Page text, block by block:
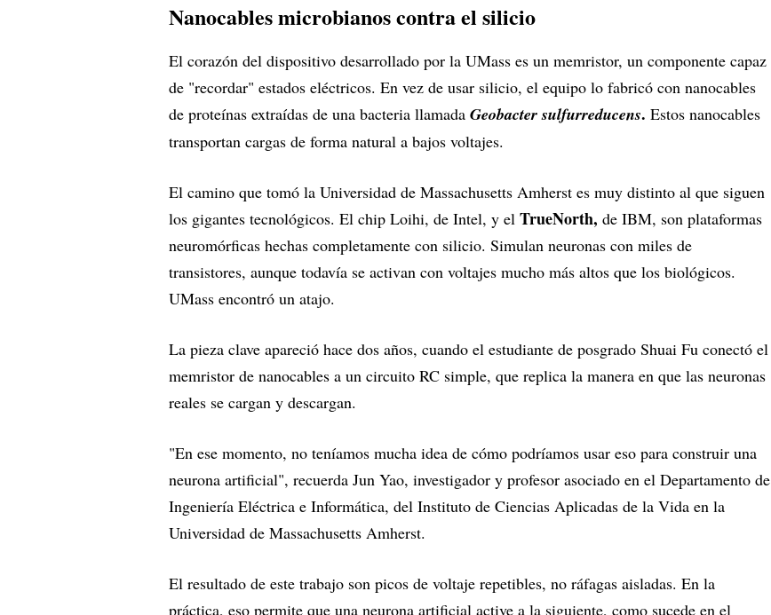
Nanocables microbianos contra el silicio
El corazón del dispositivo desarrollado por la UMass es un memristor, un componente capaz
de "recordar" estados eléctricos. En vez de usar silicio, el equipo lo fabricó con nanocables
de proteínas extraídas de una bacteria llamada Geobacter sulfurreducens. Estos nanocables
transportan cargas de forma natural a bajos voltajes.
El camino que tomó la Universidad de Massachusetts Amherst es muy distinto al que siguen
los gigantes tecnológicos. El chip Loihi, de Intel, y el TrueNorth, de IBM, son plataformas
neuromórficas hechas completamente con silicio. Simulan neuronas con miles de
transistores, aunque todavía se activan con voltajes mucho más altos que los biológicos.
UMass encontró un atajo.
La pieza clave apareció hace dos años, cuando el estudiante de posgrado Shuai Fu conectó el
memristor de nanocables a un circuito RC simple, que replica la manera en que las neuronas
reales se cargan y descargan.
"En ese momento, no teníamos mucha idea de cómo podríamos usar eso para construir una
neurona artificial", recuerda Jun Yao, investigador y profesor asociado en el Departamento de
Ingeniería Eléctrica e Informática, del Instituto de Ciencias Aplicadas de la Vida en la
Universidad de Massachusetts Amherst.
El resultado de este trabajo son picos de voltaje repetibles, no ráfagas aisladas. En la
práctica, eso permite que una neurona artificial active a la siguiente, como sucede en el